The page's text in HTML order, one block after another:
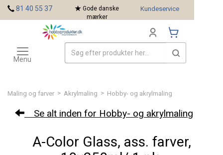
Maling og farver > Akrylmaling > Hobby- og akrylmaling
Se alt inden for Hobby- og akrylmaling
A-Color Glass, ass. farver,
81 40 55 37
Gode danske
mærker
Kundeservice
Toggle
navigation
Menu
Mærker